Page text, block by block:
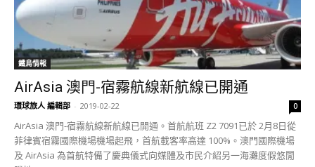
鐵鳥情報
AirAsia 澳門-宿霧航線新航線已開通
環球旅人 編輯部 - 2019-02-22 0
AirAsia 澳門-宿霧航線新航線已開通。首航航班 Z2 7091已於 2月8日從
菲律賓宿霧國際機場機場起飛，首航載客率高達 100%。澳門國際機場
及 AirAsia 為首航特備了慶典儀式向媒體及市民介紹另一海灘度假悠閒